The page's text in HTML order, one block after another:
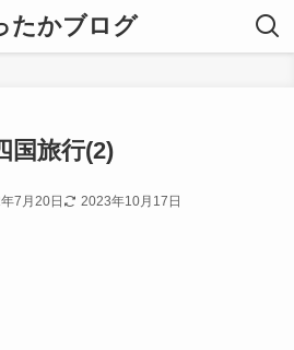
たかブログ
国旅行(2)
7月20日 2023年10月17日